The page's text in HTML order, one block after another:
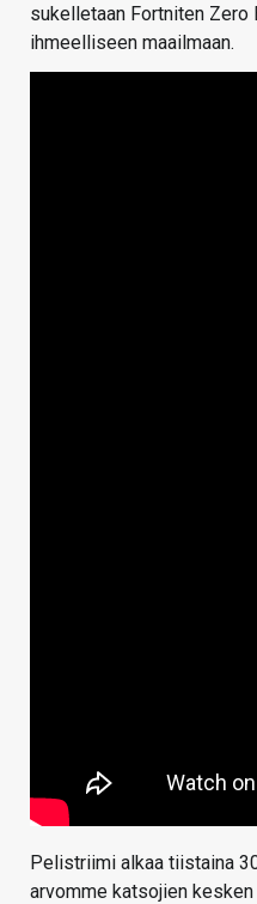
sukelletaan Fortniten Zero
ihmeelliseen maailmaan.
Pelistriimi alkaa tiistaina
arvomme katsojien kesken